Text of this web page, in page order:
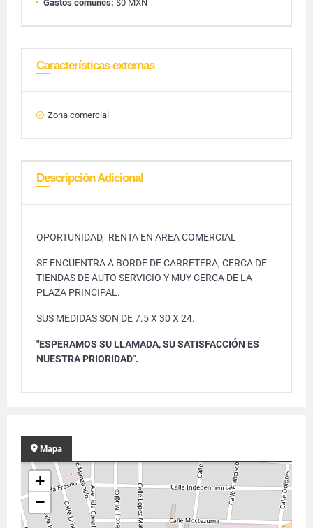
Gastos comúnes: $0 MXN
Características externas
Zona comercial
Descripción Adicional
OPORTUNIDAD, RENTA EN AREA COMERCIAL
SE ENCUENTRA A BORDE DE CARRETERA, CERCA DE
TIENDAS DE AUTO SERVICIO Y MUY CERCA DE LA
PLAZA PRINCIPAL.
SUS MEDIDAS SON DE 7.5 X 30 X 24.
"ESPERAMOS SU LLAMADA, SU SATISFACCIÓN ES
NUESTRA PRIORIDAD".
Mapa
+
−